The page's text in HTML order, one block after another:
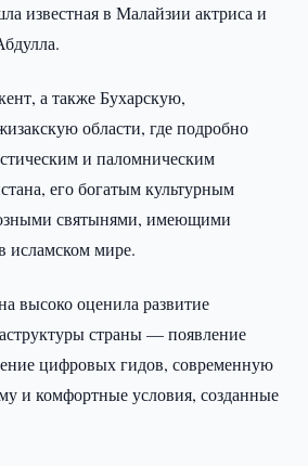
известная в Малайзии актриса и
а также Бухарскую,
области, где подробно
и паломническим
его богатым культурным
святынями, имеющими
исламском мире.
высоко оценила развитие
страны — появление
цифровых гидов, современную
и комфортные условия, созданные